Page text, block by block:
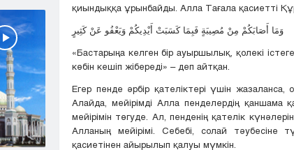
қиындыққа ұрынбайды. Алла Тағала қасиетті
وَمَا أَصَابَكُمْ مِنْ مُصِيبَةٍ فَبِمَا كَسَبَتْ أَيْدِيكُمْ وَيَعْفُو عَنْ كَثِيرٍ
«Бастарыңа келген бір ауыршылық, қолекі
көбін кешіп жібереді» – деп айтқан.
Егер пенде әрбір қателіктері үшін
Алайда, мейірімді Алла пенделердің қаншама
мейірімін төгуде. Ал, пенденің қателік
Алланың мейірімі. Себебі, солай тәубесіне
қасиетінен айырылып қалуы мүмкін.